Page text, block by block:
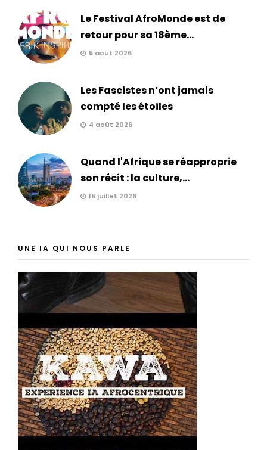
Le Festival AfroMonde est de
retour pour sa 18ème...
5 août 2026
Les Fascistes n’ont jamais
compté les étoiles
4 août 2026
Quand l'Afrique se réapproprie
son récit : la culture,...
15 juillet 2026
UNE IA QUI NOUS PARLE